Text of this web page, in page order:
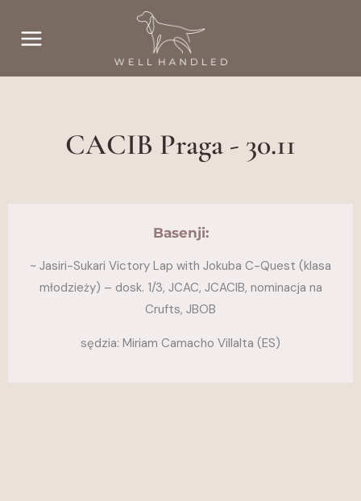
CACIB Praga - 30.11
Basenji:
~ Jasiri-Sukari Victory Lap with Jokuba C-Quest (klasa
młodzieży) – dosk. 1/3, JCAC, JCACIB, nominacja na
Crufts, JBOB
sędzia: Miriam Camacho Villalta (ES)